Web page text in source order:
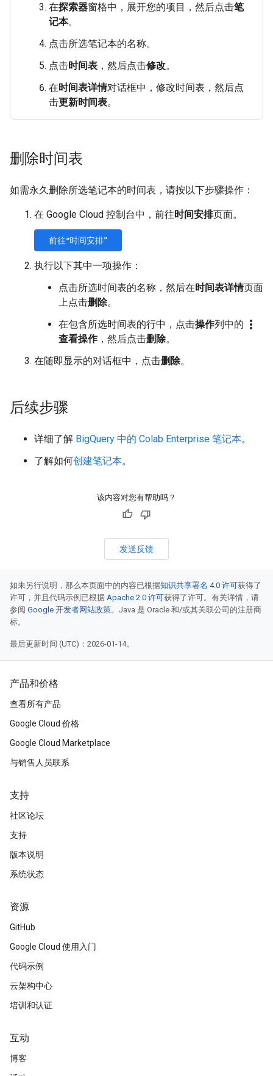
在探索器窗格中，展开您的项目，然后点击笔
记本。
点击所选笔记本的名称。
点击时间表 ，然后点击修改。
在时间表详情对话框中，修改时间表，然后点
击更新时间表。
删除时间表
如需永久删除所选笔记本的时间表，请按以下步骤操作：
在 Google Cloud 控制台中，前往时间安排页面。
前往“时间安排”
执行以下其中一项操作：
点击所选时间表的名称，然后在时间表详情页面
上点击删除。
在包含所选时间表的行中，点击操作列中的 more_vert
查看操作，然后点击删除。
在随即显示的对话框中，点击删除。
后续步骤
详细了解 BigQuery 中的 Colab Enterprise 笔记本。
了解如何创建笔记本。
该内容对您有帮助吗？
发送反馈
如未另行说明，那么本页面中的内容已根据知识共享署名 4.0 许可获得了
许可，并且代码示例已根据 Apache 2.0 许可获得了许可。有关详情，请
参阅 Google 开发者网站政策。Java 是 Oracle 和/或其关联公司的注册商
标。
最后更新时间 (UTC)：2026-01-14。
产品和价格
查看所有产品
Google Cloud 价格
Google Cloud Marketplace
与销售人员联系
支持
社区论坛
支持
版本说明
系统状态
资源
GitHub
Google Cloud 使用入门
代码示例
云架构中心
培训和认证
互动
博客